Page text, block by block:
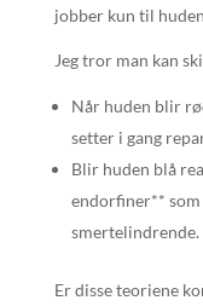
jobber kun til
Jeg tror man kan
Når huden blir
setter i gang
Blir huden blå
endorfiner** som
smertelindrende.
Er disse teoriene